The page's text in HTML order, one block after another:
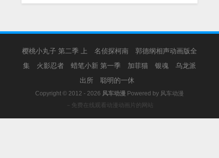
樱桃小丸子 第二季 上 名侦探柯南
郭德纲相声动画版全
集
火影忍者 蜡笔小新 第一季 加菲猫 银魂
乌龙派
出所
聪明的一休
Copyright © 2012 - 2026 风车动漫 Powered by 风车动漫
－免费在线观看动漫动画片的网站